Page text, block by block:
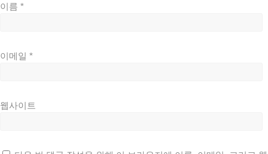
이름 *
이메일 *
웹사이트